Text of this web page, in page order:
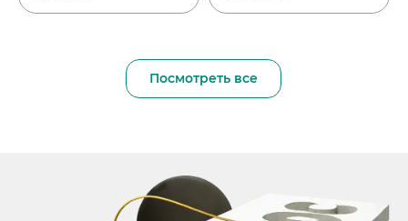
Посмотреть все